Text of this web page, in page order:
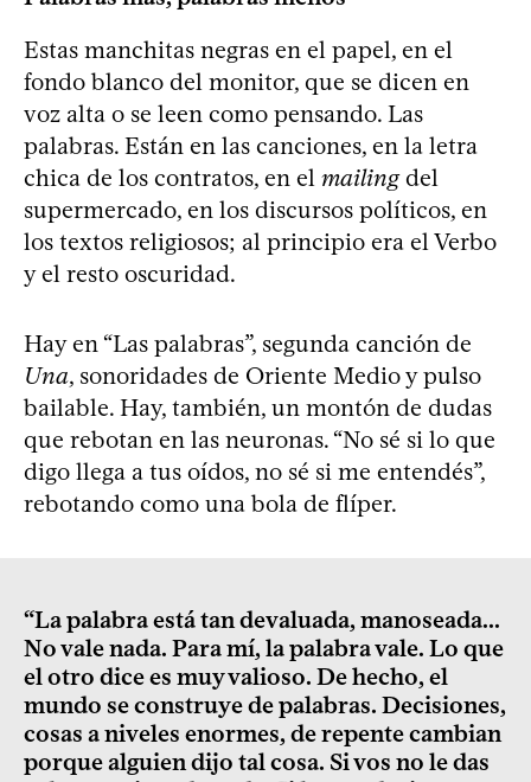
Estas manchitas negras en el papel, en el
fondo blanco del monitor, que se dicen en
voz alta o se leen como pensando. Las
palabras. Están en las canciones, en la letra
chica de los contratos, en el mailingdel
supermercado, en los discursos políticos, en
los textos religiosos; al principio era el Verbo
y el resto oscuridad.
Hay en “Las palabras”, segunda canción de
Una, sonoridades de Oriente Medio y pulso
bailable. Hay, también, un montón de dudas
que rebotan en las neuronas. “No sé si lo que
digo llega a tus oídos, no sé si me entendés”,
rebotando como una bola de flíper.
“La palabra está tan devaluada, manoseada...
No vale nada. Para mí, la palabra vale. Lo que
el otro dice es muy valioso. De hecho, el
mundo se construye de palabras. Decisiones,
cosas a niveles enormes, de repente cambian
porque alguien dijo tal cosa. Si vos no le das